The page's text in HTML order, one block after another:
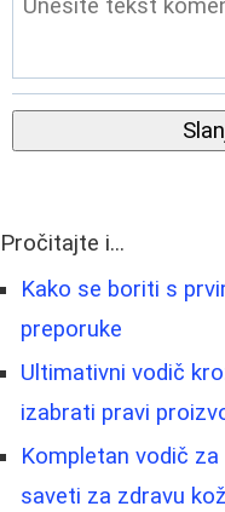
Pročitajte i...
Kako se boriti s
preporuke
Ultimativni vodič
izabrati pravi
Kompletan vodič
saveti za zdravu